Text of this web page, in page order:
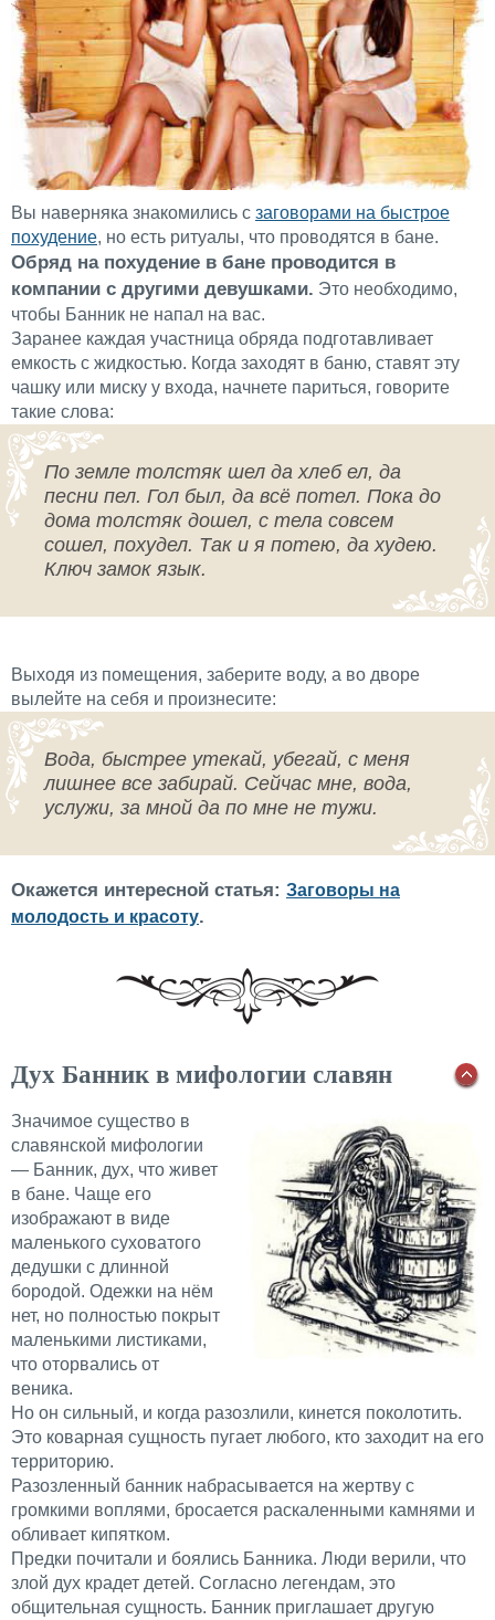
Вы наверняка знакомились с заговорами на быстрое
похудение, но есть ритуалы, что проводятся в бане.
Обряд на похудение в бане проводится в
компании с другими девушками. Это необходимо,
чтобы Банник не напал на вас.
Заранее каждая участница обряда подготавливает
емкость с жидкостью. Когда заходят в баню, ставят эту
чашку или миску у входа, начнете париться, говорите
такие слова:
По земле толстяк шел да хлеб ел, да
песни пел. Гол был, да всё потел. Пока до
дома толстяк дошел, с тела совсем
сошел, похудел. Так и я потею, да худею.
Ключ замок язык.
Выходя из помещения, заберите воду, а во дворе
вылейте на себя и произнесите:
Вода, быстрее утекай, убегай, с меня
лишнее все забирай. Сейчас мне, вода,
услужи, за мной да по мне не тужи.
Окажется интересной статья: Заговоры на
молодость и красоту.
Дух Банник в мифологии славян
Значимое существо в
славянской мифологии
— Банник, дух, что живет
в бане. Чаще его
изображают в виде
маленького суховатого
дедушки с длинной
бородой. Одежки на нём
нет, но полностью покрыт
маленькими листиками,
что оторвались от
веника.
Но он сильный, и когда разозлили, кинется поколотить.
Это коварная сущность пугает любого, кто заходит на его
территорию.
Разозленный банник набрасывается на жертву с
громкими воплями, бросается раскаленными камнями и
обливает кипятком.
Предки почитали и боялись Банника. Люди верили, что
злой дух крадет детей. Согласно легендам, это
общительная сущность. Банник приглашает другую